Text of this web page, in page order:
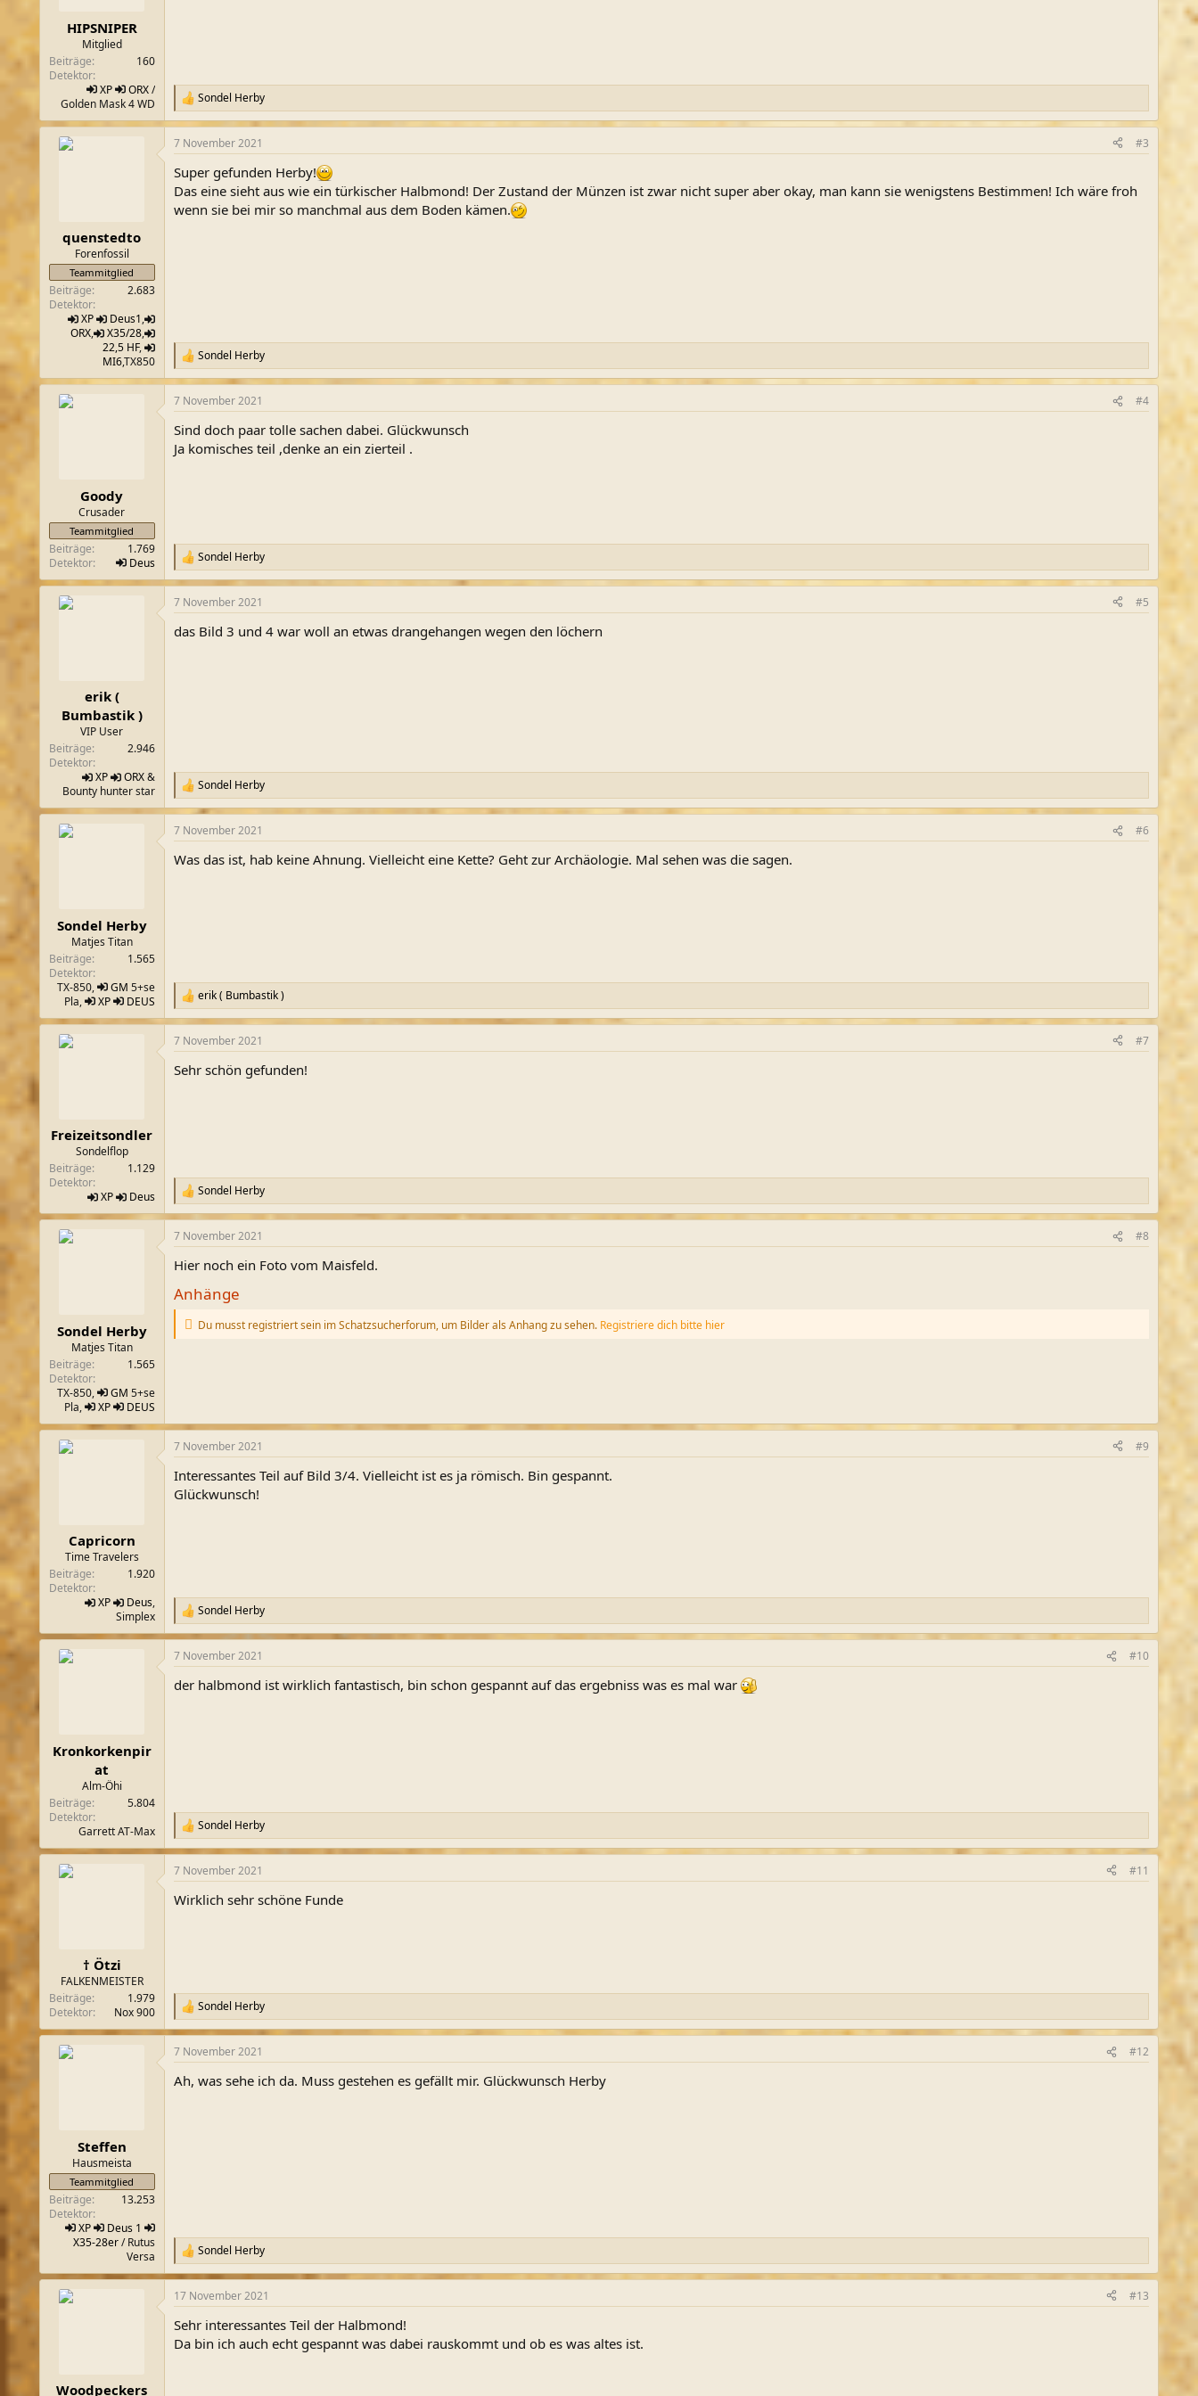
HIPSNIPER
Mitglied
Beiträge
160
Detektor
XP
ORX/
Golden Mask 4 WD
R
e
a
k
i
o
e
Sondel Herby
quenstedto
Forenfossil
Teammitglied
Beiträge
2.683
Detektor
XP
Deus1,
ORX, X35/28,
22,5 HF,
MI6,TX850
7 November 2021 #3
Super gefunden Herby!
Das eine sieht aus wie ein türkischer Halbmond! Der Zustand der Münzen ist zwar nicht super aber okay, man kann sie wenigstens Bestimmen! Ich wäre froh
wenn sie bei mir so manchmal aus dem Boden kämen.
R
e
a
k
i
o
Sondel Herby
Goody
Crusader
Teammitglied
Beiträge
1.769
Detektor
Deus
7 November 2021 #4
Sind doch paar tolle sachen dabei. Glückwunsch
Ja komisches teil ,denke an ein zierteil .
R
e
a
k
i
Sondel Herby
erik (
Bumbastik )
VIP User
Beiträge
2.946
Detektor
XP
ORX&
Bounty hunter star
7 November 2021 #5
das Bild 3 und 4 war woll an etwas drangehangen wegen den löchern
R
e
a
k
i
Sondel Herby
Sondel Herby
Matjes Titan
Beiträge
1.565
Detektor
TX-850,
GM 5+se
Pla,
XP DEUS
7 November 2021 #6
Was das ist, hab keine Ahnung. Vielleicht eine Kette? Geht zur Archäologie. Mal sehen was die sagen.
R
e
a
k
i
erik ( Bumbastik )
Freizeitsondler
Sondelflop
Beiträge
1.129
Detektor
XP
Deus
7 November 2021 #7
Sehr schön gefunden!
R
e
a
k
i
n
Sondel Herby
Sondel Herby
Matjes Titan
Beiträge
1.565
Detektor
TX-850,
GM 5+se
Pla,
XP DEUS
7 November 2021 #8
Hier noch ein Foto vom Maisfeld.
Anhänge
Du musst registriert sein im Schatzsucherforum, um Bilder als Anhang zu sehen. Registriere dich bitte hier
Capricorn
Time Travelers
Beiträge
1.920
Detektor
XP
Deus,
Simplex
7 November 2021 #9
Interessantes Teil auf Bild 3/4. Vielleicht ist es ja römisch. Bin gespannt.
Glückwunsch!
R
e
a
k
i
Sondel Herby
Kronkorkenpir
at
Alm-Öhi
Beiträge
5.804
Detektor
Garrett AT-Max
7 November 2021 #10
der halbmond ist wirklich fantastisch, bin schon gespannt auf das ergebniss was es mal war
R
e
a
k
i
Sondel Herby
† Ötzi
FALKENMEISTER
Beiträge
1.979
Detektor
Nox 900
7 November 2021 #11
Wirklich sehr schöne Funde
R
e
a
k
i
Sondel Herby
Steffen
Hausmeista
Teammitglied
Beiträge
13.253
Detektor
XP
Deus 1
X35-28er/ Rutus
Versa
7 November 2021 #12
Ah, was sehe ich da. Muss gestehen es gefällt mir. Glückwunsch Herby
R
e
a
k
i
o
Sondel Herby
Woodpeckers
17 November 2021 #13
Sehr interessantes Teil der Halbmond!
Da bin ich auch echt gespannt was dabei rauskommt und ob es was altes ist.